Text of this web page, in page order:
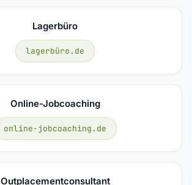
Lagerbüro
lagerbüro.de
Online-Jobcoaching
online-jobcoaching.de
Outplacementconsultant